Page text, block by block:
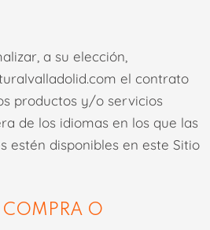
a su elección,
el contrato
productos y/o servicios
de los idiomas en los que las
estén disponibles en este Sitio
COMPRA O